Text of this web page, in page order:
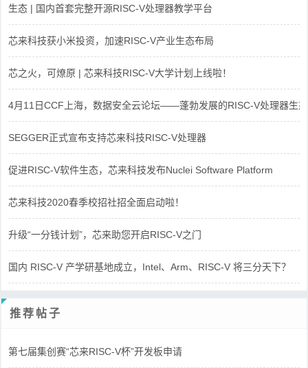
生态 | 国内首套完整开源RISC-V处理器教学平台
芯来科技获小米投资，加速RISC-V产业生态布局
芯之火，可燎原 | 芯来科技RISC-V大学计划上线啦！
4月11日CCF上海，数据安全云论坛——蓬勃发展的RISC-V处理器生态
SEGGER正式宣布支持芯来科技RISC-V处理器
促进RISC-V软件生态，芯来科技发布Nuclei Software Platform
芯来科技2020春季校招社招全面启动啦！
升级“一分钱计划”，芯来助您开启RISC-V之门
国内 RISC-V 产学研基地成立，Intel、Arm、RISC-V 将三分天下？
推荐帖子
第七届集创赛“芯来RISC-V杯”开发板申请